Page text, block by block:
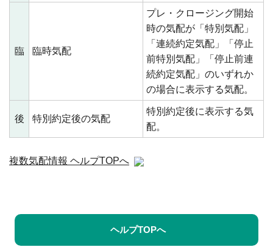
臨 臨時気配
プレ・クロージング開始
時の気配が「特別気配」
「連続約定気配」「停止
前特別気配」「停止前連
続約定気配」のいずれか
の場合に表示する気配。
後 特別約定後の気配
特別約定後に表示する気
配。
複数気配情報 ヘルプTOPへ
ヘルプTOPへ